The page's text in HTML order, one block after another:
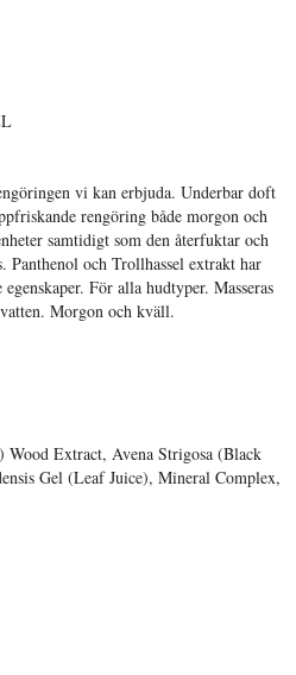
vi kan erbjuda. Underbar doft
rengöring både morgon och
samtidigt som den återfuktar och
Panthenol och Trollhassel extrakt har
För alla hudtyper. Masseras
Morgon och kväll.
Extract, Avena Strigosa (Black
Gel (Leaf Juice), Mineral Complex,